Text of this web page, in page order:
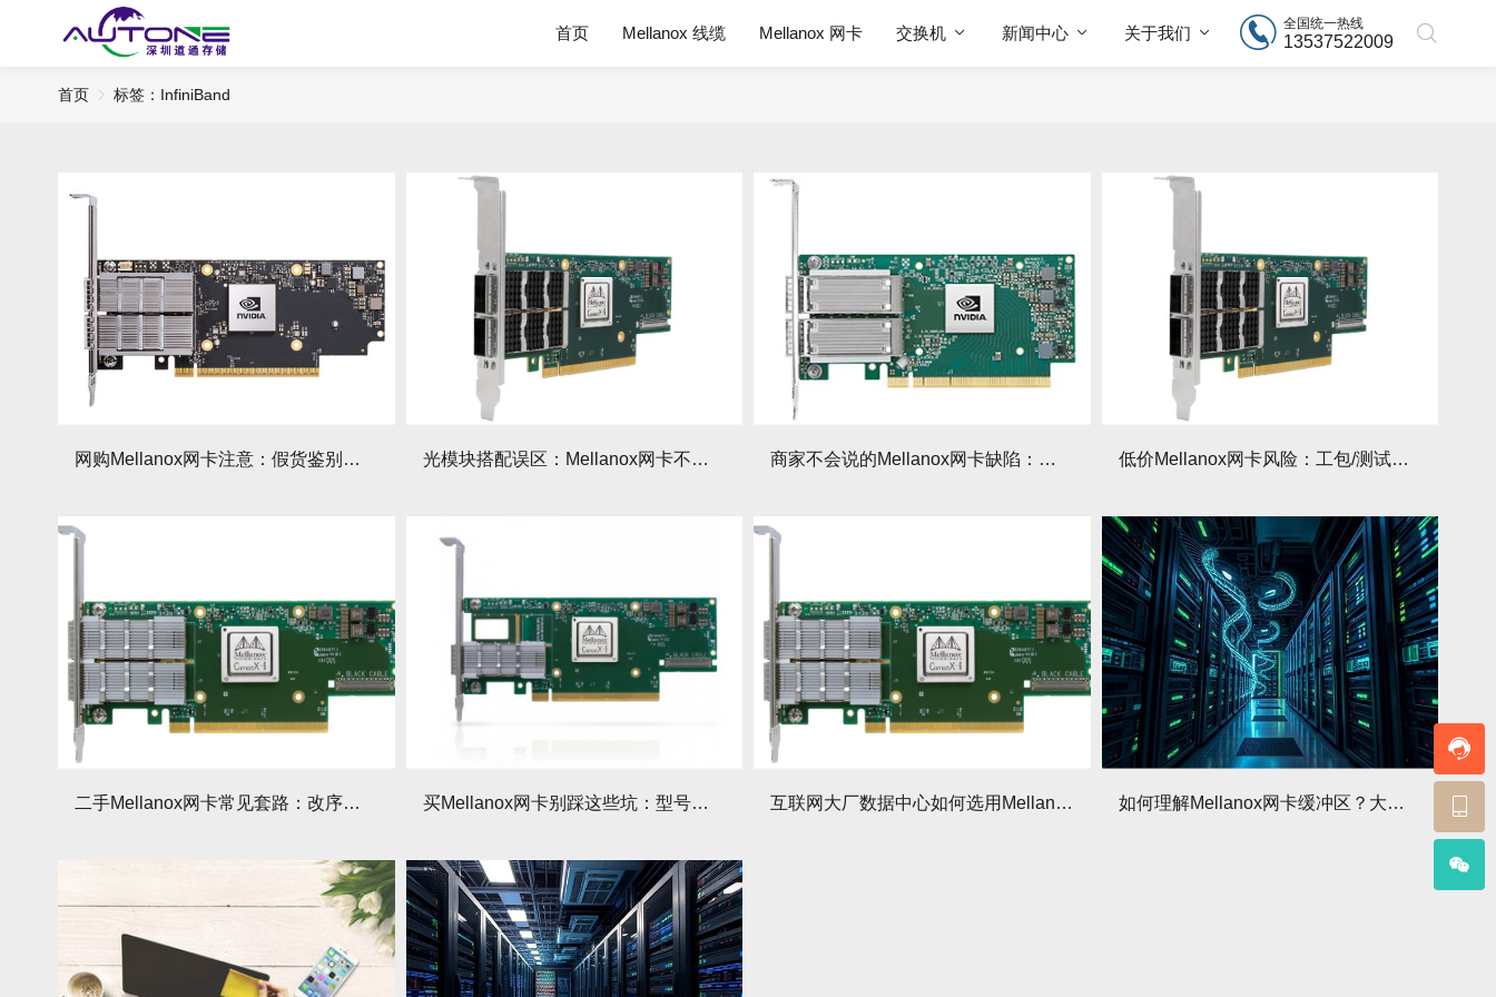
首页 Mellanox 线缆 Mellanox 网卡 交换机 新闻中心 关于我们
全国统一热线
13537522009
首页 标签：InfiniBand
网购Mellanox网卡注意：假货鉴别技巧 光模块搭配误区：Mellanox网卡不支持的类型 商家不会说的Mellanox网卡缺陷：这些型号慎买 低价Mellanox网卡风险：工包/测试版区别
二手Mellanox网卡常见套路：改序列号问题 买Mellanox网卡别踩这些坑：型号后缀含义 互联网大厂数据中心如何选用Mellanox网卡组网？组网方案有哪些要点？ 如何理解Mellanox网卡缓冲区？大小该如何调整优化？